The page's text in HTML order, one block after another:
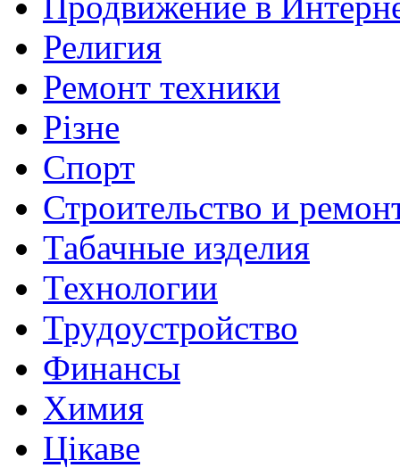
Религия
Ремонт техники
Різне
Спорт
Строительство и
Табачные изделия
Технологии
Трудоустройство
Финансы
Химия
Цікаве